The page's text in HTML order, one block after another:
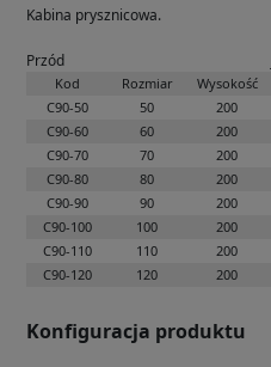
Kabina prysznicowa.
Przód
Kod Rozmiar Wysokość
C90-50
50 200
C90-60
60 200
C90-70
70 200
C90-80
80 200
C90-90
90 200
C90-100
100 200
C90-110
110 200
C90-120
120 200
Konfiguracja produktu